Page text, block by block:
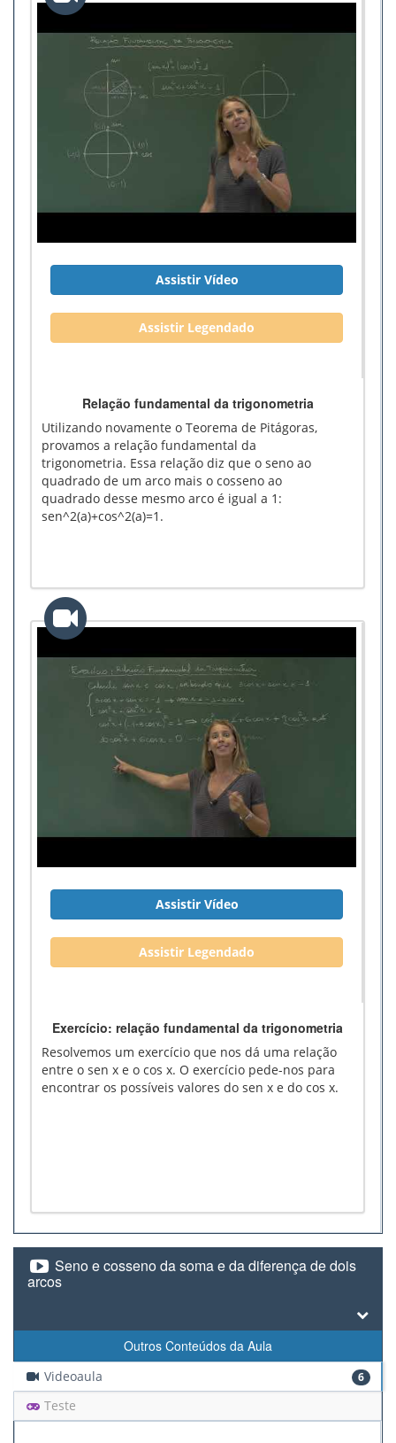
Assistir Vídeo
Assistir Legendado
Relação fundamental da trigonometria
Utilizando novamente o Teorema de Pitágoras,
provamos a relação fundamental da
trigonometria. Essa relação diz que o seno ao
quadrado de um arco mais o cosseno ao
quadrado desse mesmo arco é igual a 1:
sen^2(a)+cos^2(a)=1.
Assistir Vídeo
Assistir Legendado
Exercício: relação fundamental da trigonometria
Resolvemos um exercício que nos dá uma relação
entre o sen x e o cos x. O exercício pede-nos para
encontrar os possíveis valores do sen x e do cos x.
Seno e cosseno da soma e da diferença de dois
arcos
Outros Conteúdos da Aula
Videoaula 6
Teste